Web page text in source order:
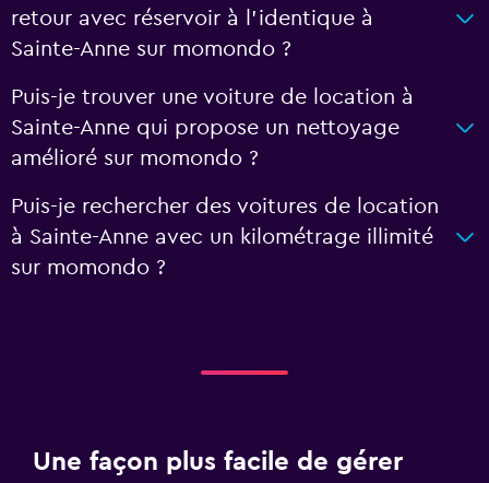
retour avec réservoir à l’identique à
Sainte-Anne sur momondo ?
Puis-je trouver une voiture de location à
Sainte-Anne qui propose un nettoyage
amélioré sur momondo ?
Puis-je rechercher des voitures de location
à Sainte-Anne avec un kilométrage illimité
sur momondo ?
Une façon plus facile de gérer